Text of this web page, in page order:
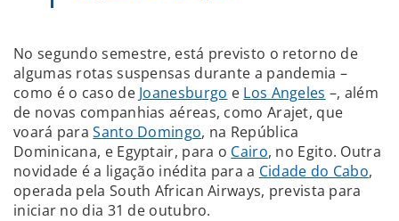
No segundo semestre, está previsto o retorno de
algumas rotas suspensas durante a pandemia –
como é o caso de Joanesburgo e Los Angeles –, além
de novas companhias aéreas, como Arajet, que
voará paraSanto Domingo, na República
Dominicana, e Egyptair, para o Cairo, no Egito. Outra
novidade é a ligação inédita para a Cidade do Cabo,
operada pela South African Airways, prevista para
iniciar no dia 31 de outubro.